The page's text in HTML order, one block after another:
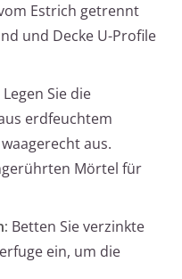
Estrich getrennt
und Decke U-Profile
Legen Sie die
erdfeuchtem
aus.
Mörtel für
Betten Sie verzinkte
ein, um die